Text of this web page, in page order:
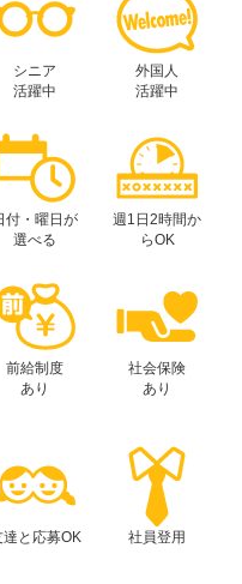
シニア
活躍中
外国人
活躍中
付・曜日が
選べる
週1日2時間か
らOK
前給制度
あり
社会保険
あり
達と応募OK 社員登用